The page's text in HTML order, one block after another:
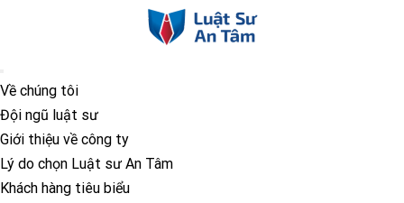
Về chúng tôi
Đội ngũ luật sư
Giới thiệu về công ty
Lý do chọn Luật sư An Tâm
Khách hàng tiêu biểu